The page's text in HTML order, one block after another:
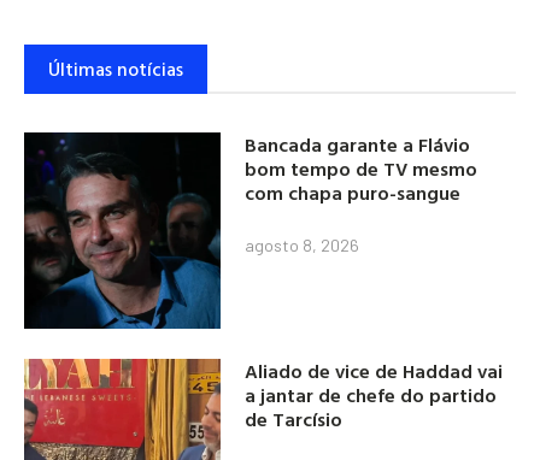
Últimas notícias
Bancada garante a Flávio
bom tempo de TV mesmo
com chapa puro-sangue
agosto 8, 2026
Aliado de vice de Haddad vai
a jantar de chefe do partido
de Tarcísio